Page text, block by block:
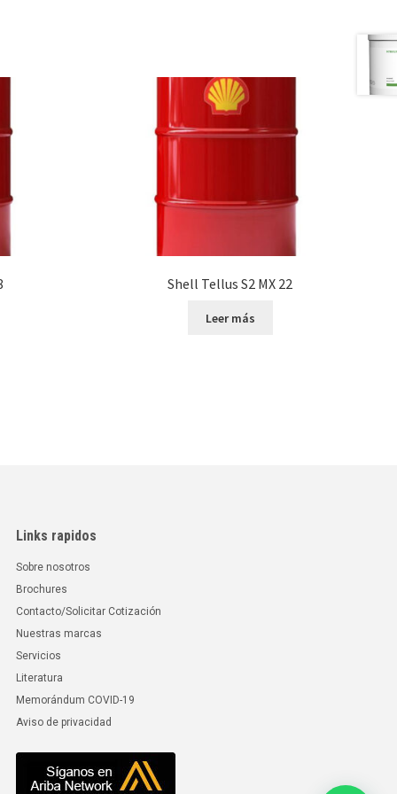
Shell Tellus S2 MX 22
Leer más
Links rapidos
Sobre nosotros
Brochures
Contacto/Solicitar Cotización
Nuestras marcas
Servicios
Literatura
Memorándum COVID-19
Aviso de privacidad